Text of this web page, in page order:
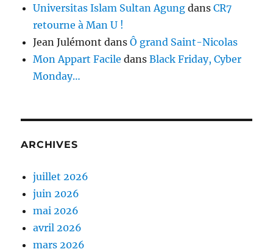
Universitas Islam Sultan Agung dansCR7
retourne à Man U !
Jean Julémont dansÔ grand Saint-Nicolas
Mon Appart Facile dansBlack Friday, Cyber
Monday…
ARCHIVES
juillet 2026
juin 2026
mai 2026
avril 2026
mars 2026